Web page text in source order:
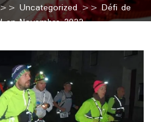
Uncategorized >> Défi de
en Novembre 2022